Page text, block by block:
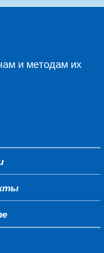
и методам их
menu